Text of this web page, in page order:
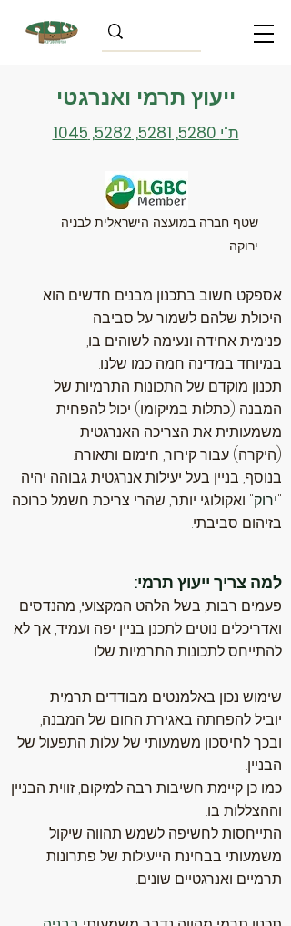
ייעוץ תרמי ואנרגטי
ת"י
שטף חברה במועצה הישראלית לבניה
ירוקה
אספקט חשוב בתכנון מבנים חדשים הוא
היכולת שלהם לשמור על סביבה
פנימית אחידה ונעימה לשוהים בו,
במיוחד במדינה חמה כמו שלנו.
תכנון מוקדם של התכונות התרמיות של
המבנה (כתלות במיקומו) יכול להפחית
משמעותית את הצריכה האנרגטית
(היקרה) עבור קירור, חימום ותאורה.
בנוסף, בניין בעל יעילות אנרגטית גבוהה יהיה
"ירוק" ואקולוגי יותר, שהרי צריכת חשמל כרוכה
בזיהום סביבתי.
למה צריך ייעוץ תרמי:
פעמים רבות, בשל הלהט המקצועי, מהנדסים
ואדריכלים נוטים לתכנן בניין יפה ועמיד, אך לא
להתייחס לתכונות התרמיות שלו.
שימוש נכון באלמנטים מבודדים תרמית
יוביל להפחתה באגירת החום של המבנה,
ובכך לחיסכון משמעותי של עלות התפעול של
הבניין.
כמו כן קיימת חשיבות רבה למיקום, זווית הבניין
וההצללות בו.
התייחסות לחשיפה לשמש תהווה שיקול
משמעותי בבחינת הייעילות של פתרונות
תרמיים ואנרגטיים שונים.